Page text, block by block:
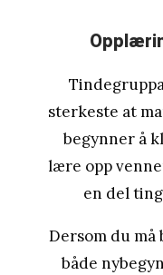
sterkeste at
begynner å
lære opp
en del
Dersom du må
både